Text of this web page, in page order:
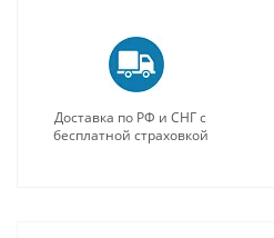
Доставка по РФ и СНГ с
бесплатной страховкой